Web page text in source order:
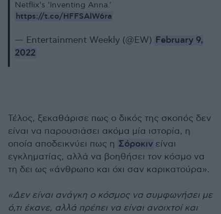
Netflix's 'Inventing Anna.'
https://t.co/HFFSAlW6ra
— Entertainment Weekly (@EW) February 9,
2022
Τέλος, ξεκαθάρισε πως ο δικός της σκοπός δεν
είναι να παρουσιάσει ακόμα μία ιστορία, η
οποία αποδεικνύει πως η Σόροκιν είναι
εγκληματίας, αλλά να βοηθήσει τον κόσμο να
τη δει ως «άνθρωπο και όχι σαν καρικατούρα».
«Δεν είναι ανάγκη ο κόσμος να συμφωνήσει με
ό,τι έκανε, αλλά πρέπει να είναι ανοιχτοί και